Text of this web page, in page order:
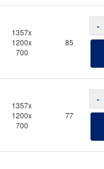
1357x
1200x
700
85
-
1357x
1200x
700
77
-